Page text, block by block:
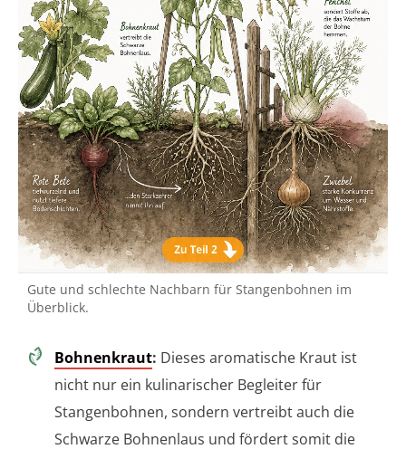
Gute und schlechte Nachbarn für Stangenbohnen im
Überblick.
Bohnenkraut: Dieses aromatische Kraut ist
nicht nur ein kulinarischer Begleiter für
Stangenbohnen, sondern vertreibt auch die
Schwarze Bohnenlaus und fördert somit die